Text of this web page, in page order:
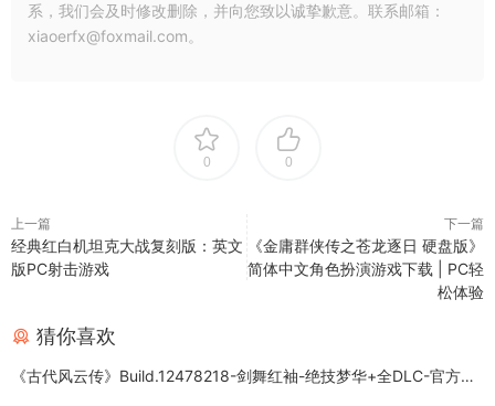
系，我们会及时修改删除，并向您致以诚挚歉意。联系邮箱：
xiaoerfx@foxmail.com。
0 0
上一篇
经典红白机坦克大战复刻版：英文
版PC射击游戏
下一篇
《金庸群侠传之苍龙逐日 硬盘版》
简体中文角色扮演游戏下载 | PC轻
松体验
猜你喜欢
《古代风云传》Build.12478218-剑舞红袖-绝技梦华+全DLC-官方中